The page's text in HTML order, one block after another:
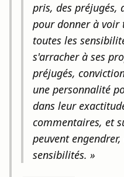
pris, des préjugés,
pour donner à voir
toutes les
s'arracher à ses
préjugés,
une personnalité
dans leur
commentaires, et
peuvent
sensibilités. »